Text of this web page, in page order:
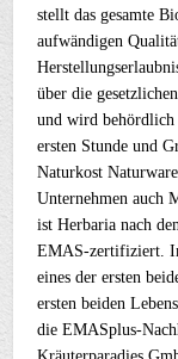
stellt das gesamte
aufwändigen
über die
und wird
ersten Stunde und
Naturkost
Unternehmen auch
ist Herbaria nach
EMAS-zertifiziert.
eines der ersten
ersten beiden
die EMASplus-